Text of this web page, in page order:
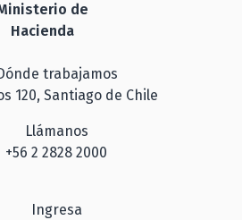
de
Hacienda
trabajamos
120, Santiago de Chile
Llámanos
+56 2 2828 2000
Ingresa